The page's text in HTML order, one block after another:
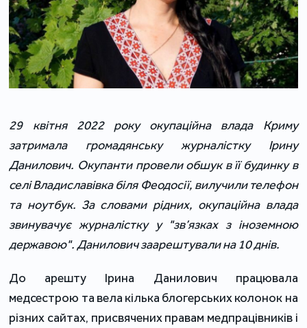
29 квітня 2022 року окупаційна влада Криму
затримала громадянську журналістку Ірину
Данилович. Окупанти провели обшук в її будинку в
селі Владиславівка біля Феодосії, вилучили телефон
та ноутбук. За словами рідних, окупаційна влада
звинувачує журналістку у "зв’язках з іноземною
державою". Данилович заарештували на 10 днів.
До арешту Ірина Данилович працювала
медсестрою та вела кілька блогерських колонок на
різних сайтах, присвячених правам медпрацівників і